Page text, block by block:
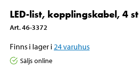
LED-list, kopplingskabel, 4 st
Art.46-3372
Finns i lager i 24varuhus
Säljs online